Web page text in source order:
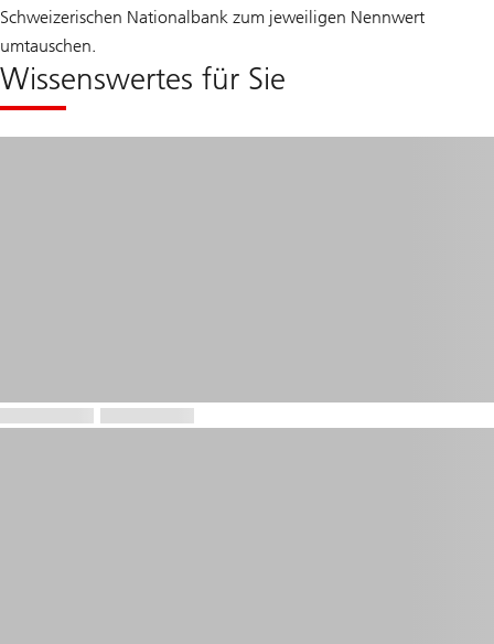
Schweizerischen Nationalbank zum jeweiligen Nennwert
umtauschen.
Wissenswertes für Sie